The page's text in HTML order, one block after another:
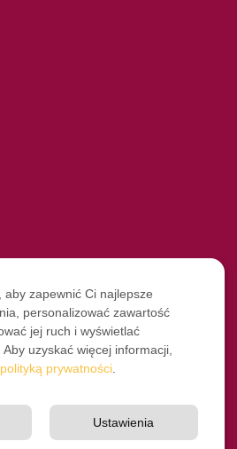
aby zapewnić Ci najlepsze
personalizować zawartość
jej ruch i wyświetlać
uzyskać więcej informacji,
polityką prywatności
Ustawienia